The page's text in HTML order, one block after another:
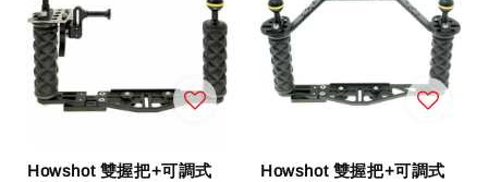
Howshot 雙握把+可調式
Howshot 雙握把+可調式